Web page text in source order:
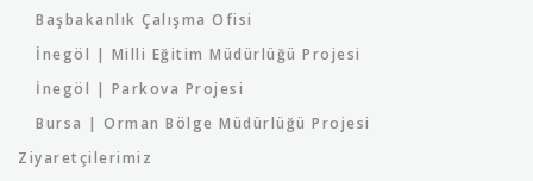
Başbakanlık Çalışma Ofisi
İnegöl | Milli Eğitim Müdürlüğü Projesi
İnegöl | Parkova Projesi
Bursa | Orman Bölge Müdürlüğü Projesi
Ziyaretçilerimiz